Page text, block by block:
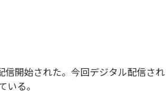
信開始された。今回デジタル配信され
いる。